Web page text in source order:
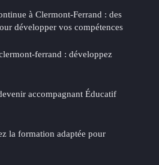
à Clermont-Ferrand : des
développer vos compétences
ferrand : développez
accompagnant Éducatif
la formation adaptée pour